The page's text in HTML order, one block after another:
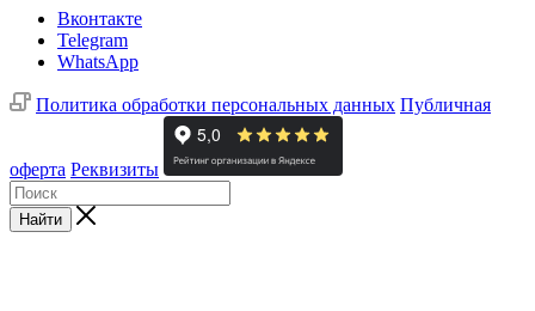
Вконтакте
Telegram
WhatsApp
Политика обработки персональных данных Публичная
оферта Реквизиты
Найти